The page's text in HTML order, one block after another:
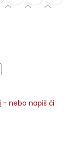
- nebo napiš či